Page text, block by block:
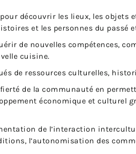
découvrir les lieux, les objets
et les personnes du passé
de nouvelles compétences,
cuisine.
de ressources culturelles,
de la communauté en
économique et culturel
de l’interaction
l’autonomisation des